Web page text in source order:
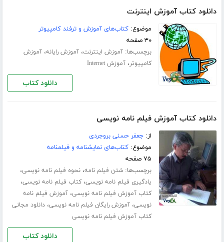
دانلود کتاب آموزش اینترنت
موضوع:کتاب‌های آموزش و ترفند کامپیوتر
۳۰ صفحه
برچسب‌ها:آموزش اینترنت،آموزش رایانه،آموزش
کامپیوتر،آموزش Internet
دانلود کتاب
دانلود کتاب آموزش فیلم نامه نویسی
از:جعفر حسنی بروجردی
موضوع:کتاب‌های نمایشنامه و فیلمنامه
۷۵ صفحه
برچسب‌ها:شتن فیلم نامه،نحوه فیلم نامه نویسی،
یادگیری فیلم نامه نویسی،کتاب فیلم نامه نویسی،
کتاب آموزش فیلم نامه نویسی،آموزش فیلم نامه
نویسی،آموزش رایگان فیلم نامه نویسی،دانلود مجانی
کتاب آموزش فیلم نامه نویسی
دانلود کتاب